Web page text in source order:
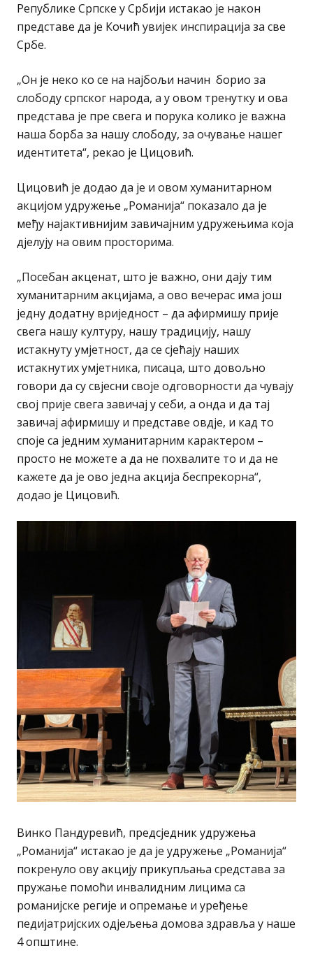
Републике Српске у Србији истакао је након
представе да је Кочић увијек инспирација за све
Србе.
„Он је неко ко се на најбољи начин борио за
слободу српског народа, а у овом тренутку и ова
представа је пре свега и порука колико је важна
наша борба за нашу слободу, за очување нашег
идентитета“, рекао је Цицовић.
Цицовић је додао да је и овом хуманитарном
акцијом удружење „Романија“ показало да је
међу најактивнијим завичајним удружењима која
дјелују на овим просторима.
„Посебан акценат, што је важно, они дају тим
хуманитарним акцијама, а ово вечерас има још
једну додатну вриједност – да афирмишу прије
свега нашу културу, нашу традицију, нашу
истакнуту умјетност, да се сјећају наших
истакнутих умјетника, писаца, што довољно
говори да су свјесни своје одговорности да чувају
свој прије свега завичај у себи, а онда и да тај
завичај афирмишу и представе овдје, и кад то
споје са једним хуманитарним карактером –
просто не можете а да не похвалите то и да не
кажете да је ово једна акција беспрекорна“,
додао је Цицовић.
Винко Пандуревић, предсједник удружења
„Романија“ истакао је да је удружење „Романија“
покренуло ову акцију прикупљања средстава за
пружање помоћи инвалидним лицима са
романијске регије и опремање и уређење
педијатријских одјељења домова здравља у наше
4 општине.